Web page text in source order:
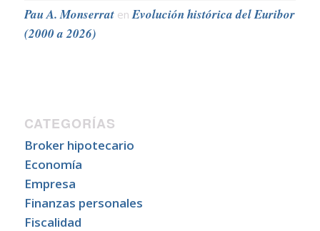
Pau A. MonserratenEvolución histórica del Euribor
(2000 a 2026)
CATEGORÍAS
Broker hipotecario
Economía
Empresa
Finanzas personales
Fiscalidad